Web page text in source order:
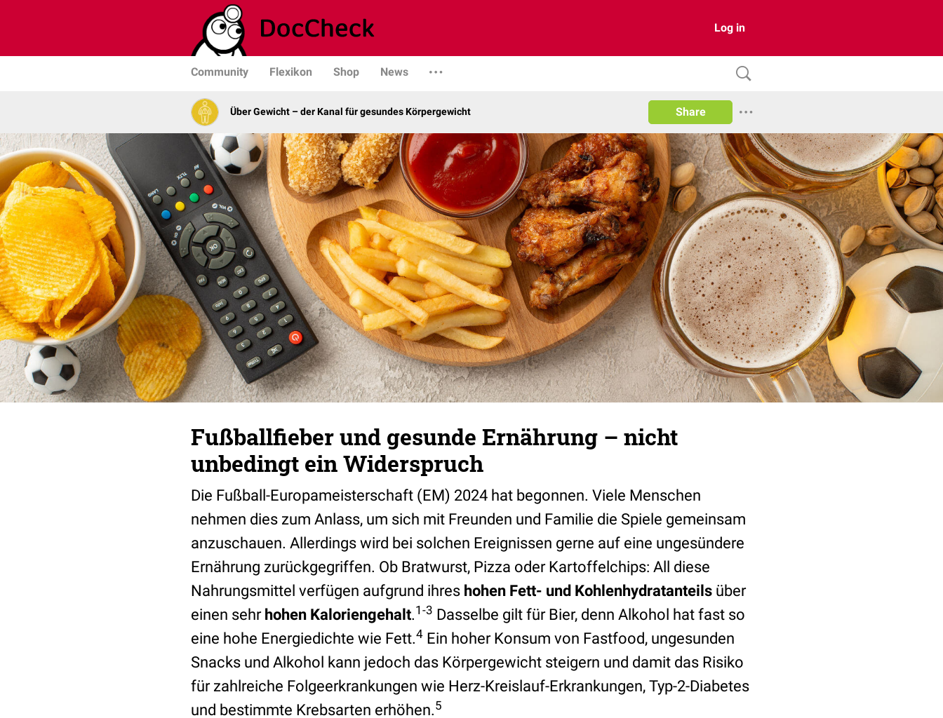
Log in
Community Flexikon Shop News
Über Gewicht – der Kanal für gesundes Körpergewicht Share
Fußballfieber und gesunde Ernährung – nicht
unbedingt ein Widerspruch
Die Fußball-Europameisterschaft (EM) 2024 hat begonnen. Viele Menschen
nehmen dies zum Anlass, um sich mit Freunden und Familie die Spiele gemeinsam
anzuschauen. Allerdings wird bei solchen Ereignissen gerne auf eine ungesündere
Ernährung zurückgegriffen. Ob Bratwurst, Pizza oder Kartoffelchips: All diese
Nahrungsmittel verfügen aufgrund ihres hohen Fett- und Kohlenhydratanteils über
einen sehr hohen Kaloriengehalt.1-3 Dasselbe gilt für Bier, denn Alkohol hat fast so
eine hohe Energiedichte wie Fett.4 Ein hoher Konsum von Fastfood, ungesunden
Snacks und Alkohol kann jedoch das Körpergewicht steigern und damit das Risiko
für zahlreiche Folgeerkrankungen wie Herz-Kreislauf-Erkrankungen, Typ-2-Diabetes
und bestimmte Krebsarten erhöhen.5